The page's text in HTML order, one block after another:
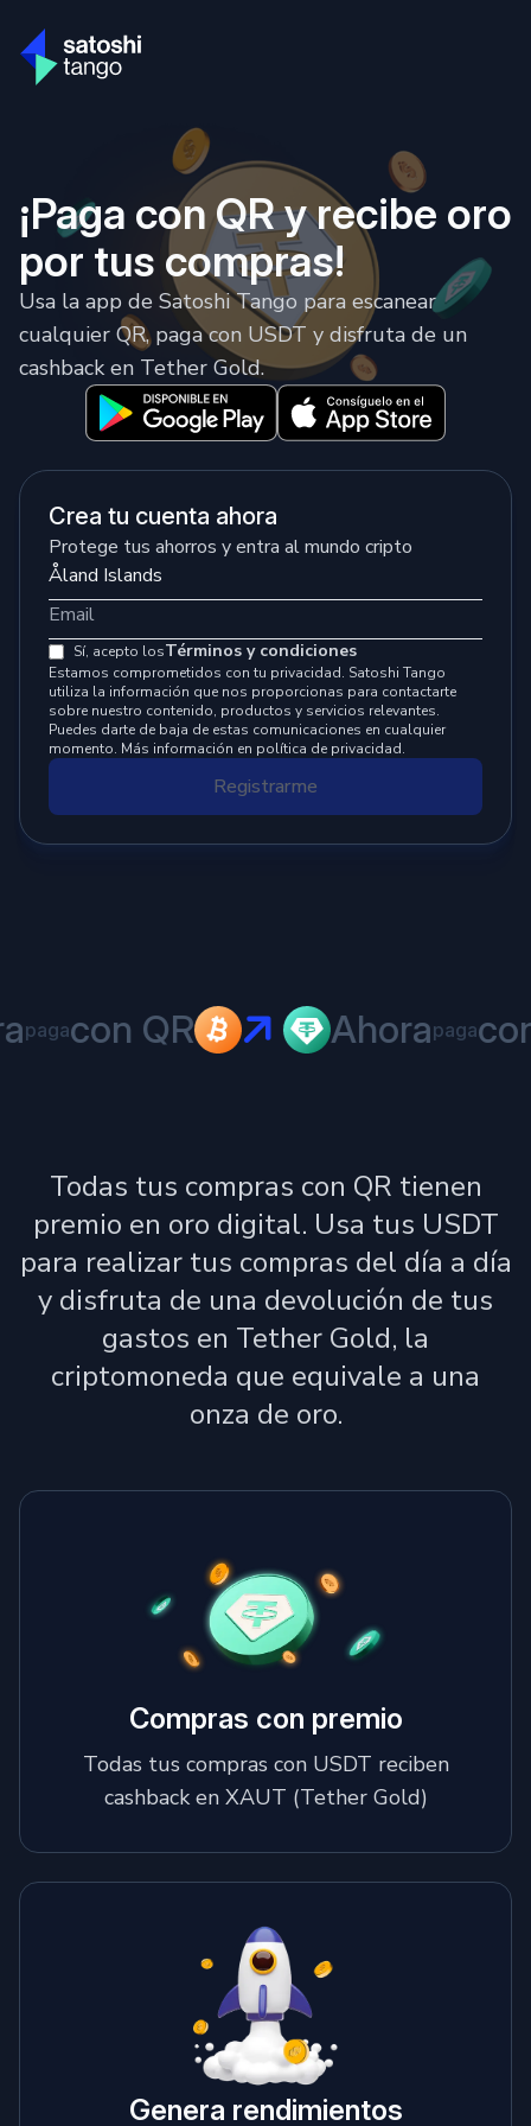
¡Paga con QR y recibe oro
por tus compras!
Usa la app de Satoshi Tango para escanear
cualquier QR, paga con USDT y disfruta de un
cashback en Tether Gold.
Crea tu cuenta ahora
Protege tus ahorros y entra al mundo cripto
Sí, acepto losTérminos y condiciones
Registrarme
Estamos comprometidos con tu privacidad. Satoshi Tango
utiliza la información que nos proporcionas para contactarte
sobre nuestro contenido, productos y servicios relevantes.
Puedes darte de baja de estas comunicaciones en cualquier
momento. Más información en política de privacidad.
pagacon QR Ahorapaga
Todas tus compras con QR tienen
premio en oro digital. Usa tus USDT
para realizar tus compras del día a día
y disfruta de una devolución de tus
gastos en Tether Gold, la
criptomoneda que equivale a una
onza de oro.
Compras con premio
Todas tus compras con USDT reciben
cashback en XAUT (Tether Gold)
Genera rendimientos